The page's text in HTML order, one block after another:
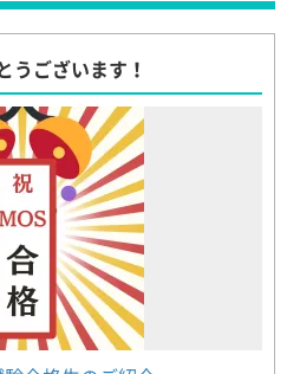
うございます！